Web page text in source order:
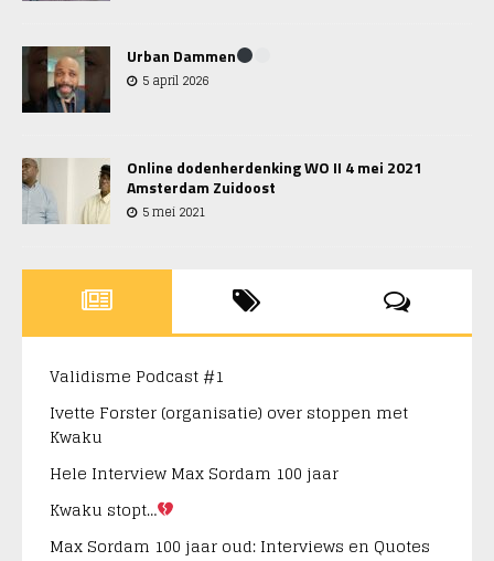
Urban Dammen
5 april 2026
Online dodenherdenking WO II 4 mei 2021
Amsterdam Zuidoost
5 mei 2021
Validisme Podcast #1
Ivette Forster (organisatie) over stoppen met
Kwaku
Hele Interview Max Sordam 100 jaar
Kwaku stopt…
Max Sordam 100 jaar oud: Interviews en Quotes